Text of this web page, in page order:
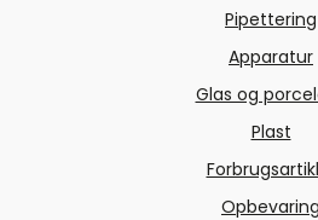
Pipettering
Apparatur
Glas og
Plast
Opbevaring